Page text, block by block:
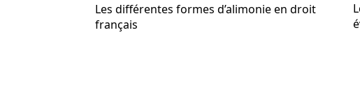
Les différentes formes d’alimonie en droit
français